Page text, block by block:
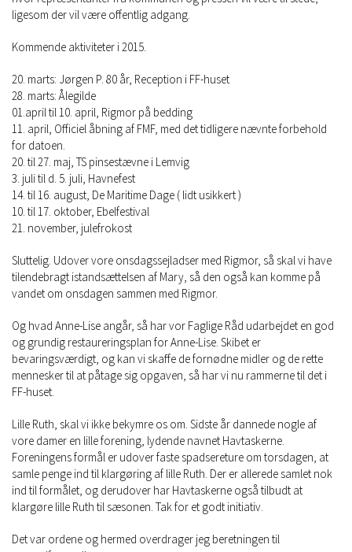
ligesom der vil være offentlig adgang.
Kommende aktiviteter i 2015.
20. marts: Jørgen P. 80 år, Reception i FF-huset
28. marts: Ålegilde
01.april til 10. april, Rigmor på bedding
11. april, Officiel åbning af FMF, med det tidligere nævnte forbehold
for datoen.
20. til 27. maj, TS pinsestævne i Lemvig
3. juli til d. 5. juli, Havnefest
14. til 16. august, De Maritime Dage ( lidt usikkert )
10. til 17. oktober, Ebelfestival
21. november, julefrokost
Sluttelig. Udover vore onsdagssejladser med Rigmor, så skal vi have
tilendebragt istandsættelsen af Mary, så den også kan komme på
vandet om onsdagen sammen med Rigmor.
Og hvad Anne-Lise angår, så har vor Faglige Råd udarbejdet en god
og grundig restaureringsplan for Anne-Lise. Skibet er
bevaringsværdigt, og kan vi skaffe de fornødne midler og de rette
mennesker til at påtage sig opgaven, så har vi nu rammerne til det i
FF-huset.
Lille Ruth, skal vi ikke bekymre os om. Sidste år dannede nogle af
vore damer en lille forening, lydende navnet Havtaskerne.
Foreningens formål er udover faste spadsereture om torsdagen, at
samle penge ind til klargøring af lille Ruth. Der er allerede samlet nok
ind til formålet, og derudover har Havtaskerne også tilbudt at
klargøre lille Ruth til sæsonen. Tak for et godt initiativ.
Det var ordene og hermed overdrager jeg beretningen til